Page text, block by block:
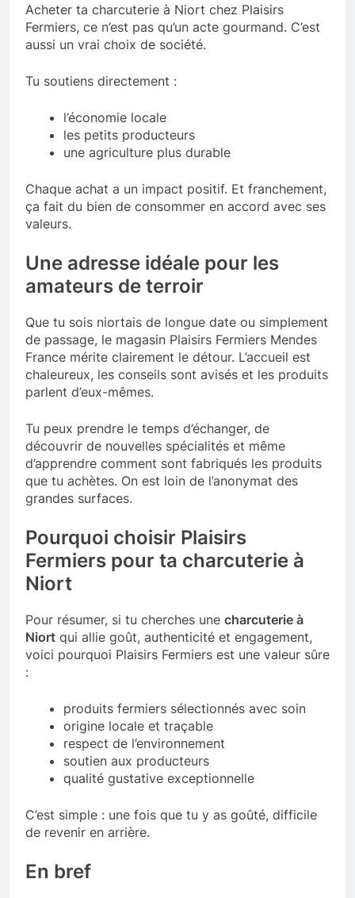
Acheter ta charcuterie à Niort chez Plaisirs
Fermiers, ce n’est pas qu’un acte gourmand. C’est
aussi un vrai choix de société.
Tu soutiens directement :
l’économie locale
les petits producteurs
une agriculture plus durable
Chaque achat a un impact positif. Et franchement,
ça fait du bien de consommer en accord avec ses
valeurs.
Une adresse idéale pour les
amateurs de terroir
Que tu sois niortais de longue date ou simplement
de passage, le magasin Plaisirs Fermiers Mendes
France mérite clairement le détour. L’accueil est
chaleureux, les conseils sont avisés et les produits
parlent d’eux-mêmes.
Tu peux prendre le temps d’échanger, de
découvrir de nouvelles spécialités et même
d’apprendre comment sont fabriqués les produits
que tu achètes. On est loin de l’anonymat des
grandes surfaces.
Pourquoi choisir Plaisirs
Fermiers pour ta charcuterie à
Niort
Pour résumer, si tu cherches une charcuterie à
Niort qui allie goût, authenticité et engagement,
voici pourquoi Plaisirs Fermiers est une valeur sûre
:
produits fermiers sélectionnés avec soin
origine locale et traçable
respect de l’environnement
soutien aux producteurs
qualité gustative exceptionnelle
C’est simple : une fois que tu y as goûté, difficile
de revenir en arrière.
En bref